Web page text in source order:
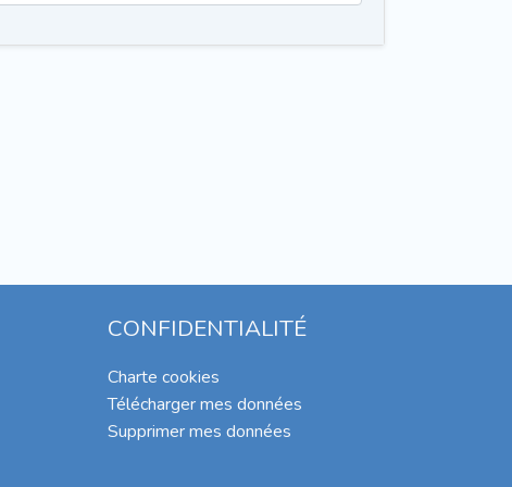
CONFIDENTIALITÉ
Charte cookies
Télécharger mes données
Supprimer mes données